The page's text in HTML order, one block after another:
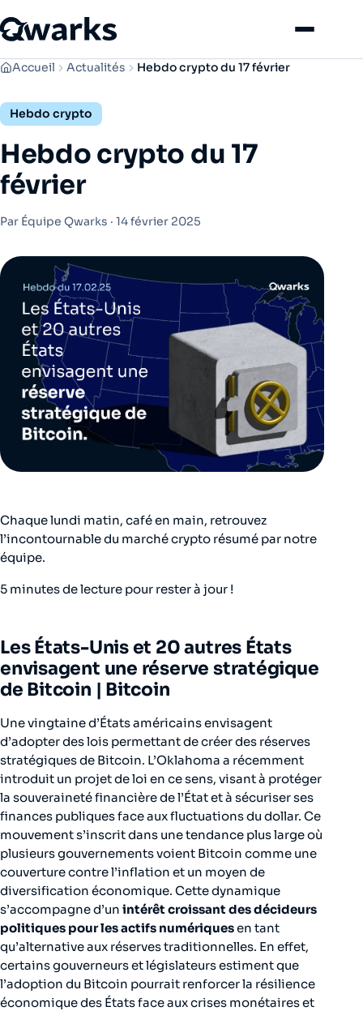
Menu
Accueil Actualités Hebdo crypto du 17 février
Hebdo crypto
Hebdo crypto du 17
février
Par Équipe Qwarks · 14 février 2025
Chaque lundi matin, café en main, retrouvez
l’incontournable du marché crypto résumé par notre
équipe.
5 minutes de lecture pour rester à jour !
Les États-Unis et 20 autres États
envisagent une réserve stratégique
de Bitcoin | Bitcoin
Une vingtaine d’États américains envisagent
d’adopter des lois permettant de créer des réserves
stratégiques de Bitcoin. L’Oklahoma a récemment
introduit un projet de loi en ce sens, visant à protéger
la souveraineté financière de l’État et à sécuriser ses
finances publiques face aux fluctuations du dollar. Ce
mouvement s’inscrit dans une tendance plus large où
plusieurs gouvernements voient Bitcoin comme une
couverture contre l’inflation et un moyen de
diversification économique. Cette dynamique
s’accompagne d’un intérêt croissant des décideurs
politiques pour les actifs numériquesen tant
qu’alternative aux réserves traditionnelles. En effet,
certains gouverneurs et législateurs estiment que
l’adoption du Bitcoin pourrait renforcer la résilience
économique des États face aux crises monétaires et